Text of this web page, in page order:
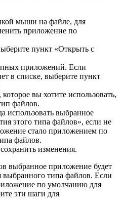
мыши на файле, для
приложение по
пункт «Открыть с
приложений. Если
в списке, выберите пункт
вы хотите использовать,
файлов.
использовать выбранное
этого типа файлов», если не
стало приложением по
файлов.
изменения.
выбранное приложение будет
выбранного типа файлов. Если
по умолчанию для
эти шаги для